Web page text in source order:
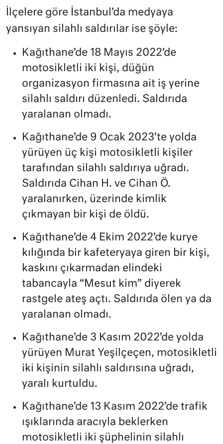
İlçelere göre İstanbul’da medyaya
yansıyan silahlı saldırılar ise şöyle:
Kağıthane’de 18 Mayıs 2022’de
motosikletli iki kişi, düğün
organizasyon firmasına ait iş yerine
silahlı saldırı düzenledi. Saldırıda
yaralanan olmadı.
Kağıthane’de 9 Ocak 2023’te yolda
yürüyen üç kişi motosikletli kişiler
tarafından silahlı saldırıya uğradı.
Saldırıda Cihan H. ve Cihan Ö.
yaralanırken, üzerinde kimlik
çıkmayan bir kişi de öldü.
Kağıthane’de 4 Ekim 2022’de kurye
kılığında bir kafeteryaya giren bir kişi,
kaskını çıkarmadan elindeki
tabancayla “Mesut kim” diyerek
rastgele ateş açtı. Saldırıda ölen ya da
yaralanan olmadı.
Kağıthane’de 3 Kasım 2022’de yolda
yürüyen Murat Yeşilçeçen, motosikletli
iki kişinin silahlı saldırısına uğradı,
yaralı kurtuldu.
Kağıthane’de 13 Kasım 2022’de trafik
ışıklarında aracıyla beklerken
motosikletli iki şüphelinin silahlı